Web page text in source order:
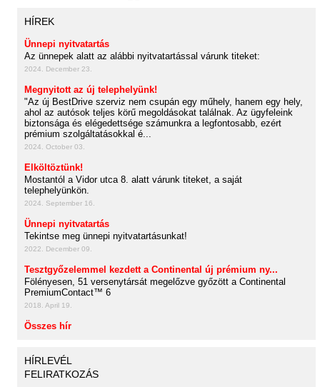
HÍREK
Ünnepi nyitvatartás
Az ünnepek alatt az alábbi nyitvatartással várunk titeket:
2024. December 23.
Megnyitott az új telephelyünk!
"Az új BestDrive szerviz nem csupán egy műhely, hanem egy hely,
ahol az autósok teljes körű megoldásokat találnak. Az ügyfeleink
biztonsága és elégedettsége számunkra a legfontosabb, ezért
prémium szolgáltatásokkal é...
2024. October 03.
Elköltöztünk!
Mostantól a Vidor utca 8. alatt várunk titeket, a saját
telephelyünkön.
2024. September 16.
Ünnepi nyitvatartás
Tekintse meg ünnepi nyitvatartásunkat!
2022. December 09.
Tesztgyőzelemmel kezdett a Continental új prémium ny...
Fölényesen, 51 versenytársát megelőzve győzött a Continental
PremiumContact™ 6
2018. April 19.
Összes hír
HÍRLEVÉL
FELIRATKOZÁS